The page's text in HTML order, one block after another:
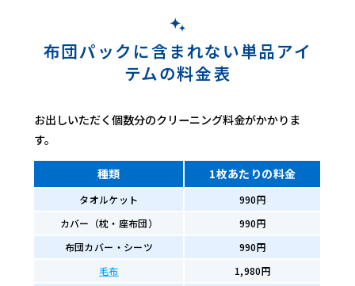
布団パックに含まれない単品アイ
テムの料金表
お出しいただく個数分のクリーニング料金がかかりま
す。
種類 1枚あたりの料金
タオルケット
990円
カバー（枕・座布団）
990円
布団カバー・シーツ
990円
毛布
1,980円